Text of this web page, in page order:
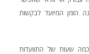
הזמן המיועד לבקשות
שעות של התוועדות